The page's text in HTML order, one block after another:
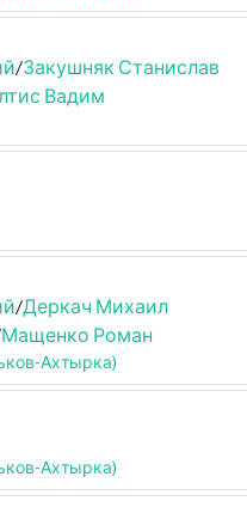
/Закушняк Станислав
Вадим
/Деркач Михаил
Мащенко Роман
Ахтырка)
Ахтырка)